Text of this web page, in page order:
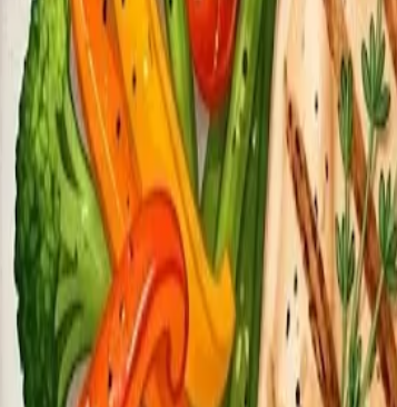
стакан воды за 20–30 минут до еды —
перекусить — сначала выпейте воду.
еды).
не основа
по снижению веса. Но они